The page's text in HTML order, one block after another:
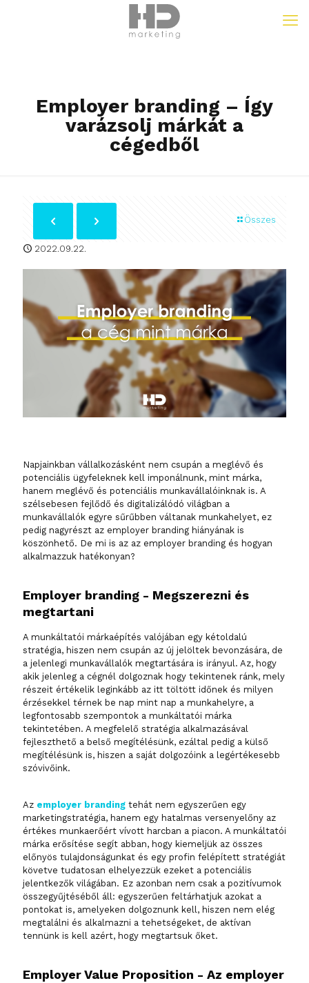
Employer branding – Így
varázsolj márkát a
cégedből
Összes
2022.09.22.
Napjainkban vállalkozásként nem csupán a meglévő és
potenciális ügyfeleknek kell imponálnunk, mint márka,
hanem meglévő és potenciális munkavállalóinknak is. A
szélsebesen fejlődő és digitalizálódó világban a
munkavállalók egyre sűrűbben váltanak munkahelyet, ez
pedig nagyrészt az employer branding hiányának is
köszönhető. De mi is az az employer branding és hogyan
alkalmazzuk hatékonyan?
Employer branding - Megszerezni és
megtartani
A munkáltatói márkaépítés valójában egy kétoldalú
stratégia, hiszen nem csupán az új jelöltek bevonzására, de
a jelenlegi munkavállalók megtartására is irányul. Az, hogy
akik jelenleg a cégnél dolgoznak hogy tekintenek ránk, mely
részeit értékelik leginkább az itt töltött időnek és milyen
érzésekkel térnek be nap mint nap a munkahelyre, a
legfontosabb szempontok a munkáltatói márka
tekintetében. A megfelelő stratégia alkalmazásával
fejleszthető a belső megítélésünk, ezáltal pedig a külső
megítélésünk is, hiszen a saját dolgozóink a legértékesebb
szóvivőink.
Az employer branding tehát nem egyszerűen egy
marketingstratégia, hanem egy hatalmas versenyelőny az
értékes munkaerőért vívott harcban a piacon. A munkáltatói
márka erősítése segít abban, hogy kiemeljük az összes
előnyös tulajdonságunkat és egy profin felépített stratégiát
követve tudatosan elhelyezzük ezeket a potenciális
jelentkezők világában. Ez azonban nem csak a pozitívumok
összegyűjtéséből áll: egyszerűen feltárhatjuk azokat a
pontokat is, amelyeken dolgoznunk kell, hiszen nem elég
megtalálni és alkalmazni a tehetségeket, de aktívan
tennünk is kell azért, hogy megtartsuk őket.
Employer Value Proposition - Az employer